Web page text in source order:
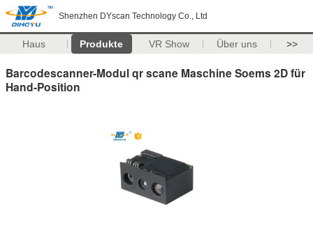
Shenzhen DYscan Technology Co., Ltd
Haus Produkte VR Show Über uns >>
Barcodescanner-Modul qr scane Maschine Soems 2D für
Hand-Position